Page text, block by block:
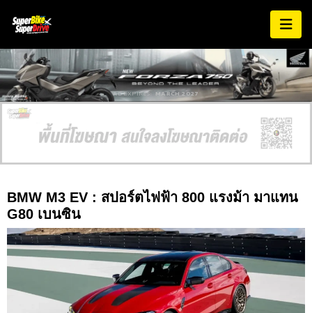
AD EXPIRES: MARCH 2027
BMW M3 EV : สปอร์ตไฟฟ้า 800 แรงม้า มาแทน
G80 เบนซิน